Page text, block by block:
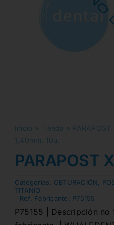
Inicio » Tienda » PARAPOST
1,40mm. 10u.
PARAPOST
Categorias: OBTURACIÓN
TITANIO
Ref. Fabricante: P75155
P75155 | Descripción